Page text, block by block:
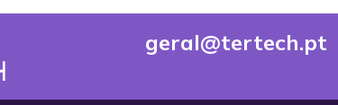
geral@tertech.pt